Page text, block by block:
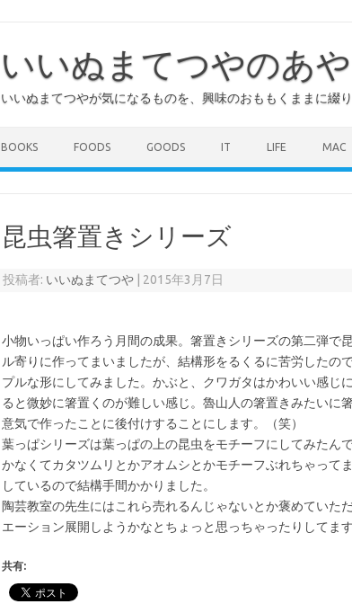
いいぬまてつやのあ
いいぬまてつやが気になるものを、興味のおももくままに綴り
BOOKS FOODS GOODS IT LIFE MAC
昆虫箸置きシリーズ
投稿者: いいぬまてつや 2015年3月7日
小物いっぱい作ろう月間の成果。箸置きシリーズの第二弾で
ル寄りに作ってまいましたが、結構形をるくるに苦労したの
プルな形にしてみました。かぶと、クワガタはかわいい感じ
ると微妙に箸置くのが難しい感じ。魯山人の箸置きみたいに
意気で作ったことに後付けすることにします。（笑）
葉っぱシリーズは葉っぱの上の昆虫をモチーフにしてみたん
かなくてカタツムリとかアオムシとかモチーフぶれちゃっ
しているので結構手間かかりました。
陶芸教室の先生にはこれら売れるんじゃないとか褒めていた
エーション展開しようかなとちょっと思っちゃったりしてます
共有: